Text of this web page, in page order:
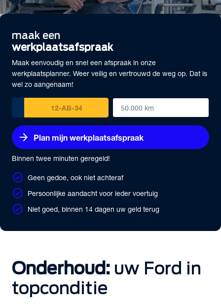
maak een
werkplaatsafspraak
Maak eenvoudig en snel een afspraak in onze
werkplaatsplanner. Weer veilig en vertrouwd de weg op. Dat is
wel zo aangenaam!
arrow_forward Plan mijn werkplaatsafspraak
Binnen twee minuten geregeld!
check_circle Geen gedoe, ook niet achteraf
check_circle Persoonlijke aandacht voor ieder voertuig
check_circle Niet goed, binnen 14 dagen uw geld terug
Onderhoud: uw Ford in
topconditie